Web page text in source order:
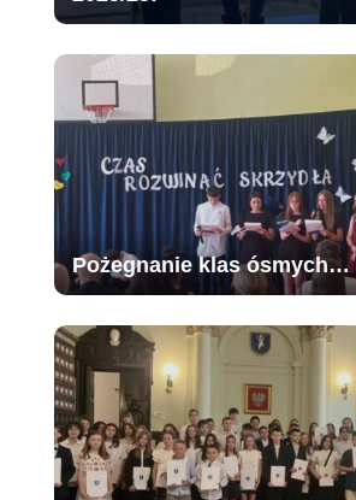
Pożegnanie klas ósmych…